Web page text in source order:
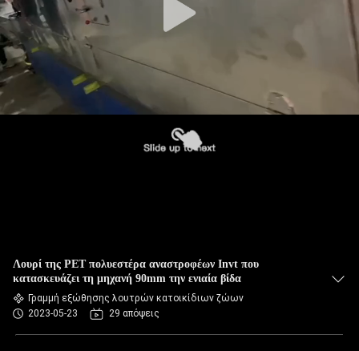
Λουρί της PET πολυεστέρα αναστροφέων Invt που
κατασκευάζει τη μηχανή 90mm την ενιαία βίδα
Γραμμή εξώθησης λουτρών κατοικίδιων ζώων
2023-05-23
29 απόψεις